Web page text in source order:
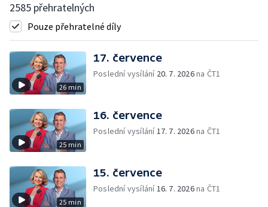
2585 přehratelných
Pouze přehratelné díly
26 min
17. července
Poslední vysílání 20. 7. 2026na ČT1
25 min
16. července
Poslední vysílání17. 7. 2026na ČT1
25 min
15. července
Poslední vysílání16. 7. 2026na ČT1